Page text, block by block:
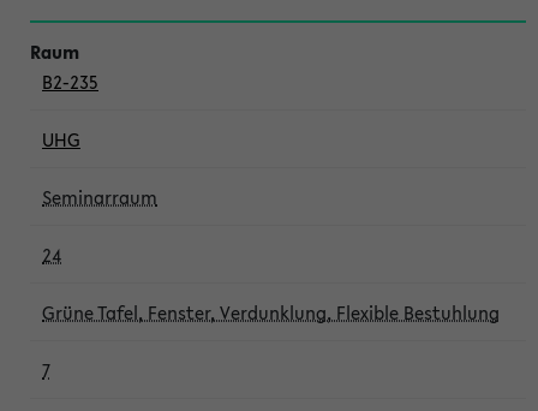
B2-235
UHG
Seminarraum
24
Grüne Tafel, Fenster, Verdunklung, Flexible Bestuhlung
7